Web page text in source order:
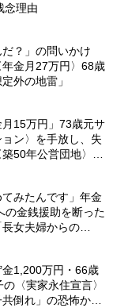
念理由
だ？」の問いかけ
金月27万円〉68歳
外の地雷」
15万円」73歳元サ
ン〉を手放し、失
50年公営団地〉で
てみたんです」年金
の金銭援助を断った
女夫婦からの
1,200万円・66歳
〈実家永住宣言〉
倒れ」の恐怖から